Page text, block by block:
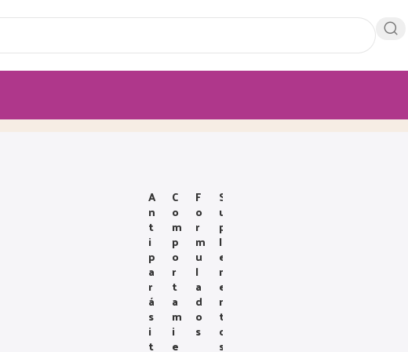
A
N
T
I
P
A
R
Á
S
I
T
C
O
M
P
O
R
T
A
M
I
E
F
O
R
M
U
L
A
D
O
S
S
U
P
L
E
M
E
N
T
O
S